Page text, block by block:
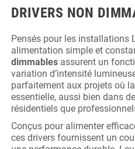
DRIVERS NON
Pensés pour les installations
alimentation simple et
dimmablesassurent un
variation d’intensité
parfaitement aux projets où
essentielle, aussi bien dans
résidentiels que
Conçus pour alimenter
ces drivers fournissent un